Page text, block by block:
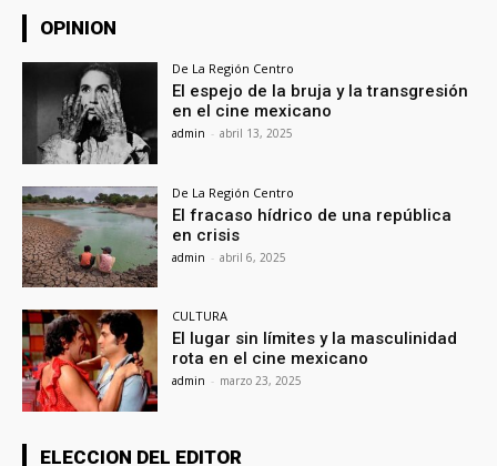
OPINION
De La Región Centro
El espejo de la bruja y la transgresión
en el cine mexicano
admin - abril 13, 2025
De La Región Centro
El fracaso hídrico de una república
en crisis
admin - abril 6, 2025
CULTURA
El lugar sin límites y la masculinidad
rota en el cine mexicano
admin - marzo 23, 2025
ELECCION DEL EDITOR